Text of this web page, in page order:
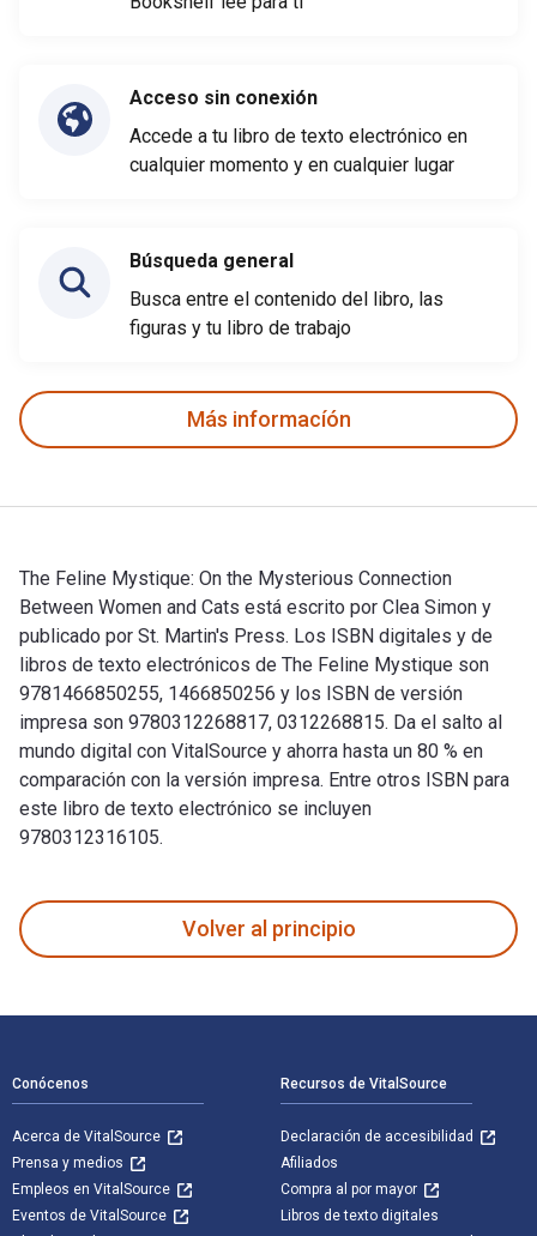
Acceso sin conexión
Accede a tu libro de texto electrónico en
cualquier momento y en cualquier lugar
Búsqueda general
Busca entre el contenido del libro, las
figuras y tu libro de trabajo
Más informacíón
The Feline Mystique: On the Mysterious Connection
Between Women and Cats está escrito por Clea Simon y
publicado por St. Martin's Press. Los ISBN digitales y de
libros de texto electrónicos de The Feline Mystique son
9781466850255, 1466850256 y los ISBN de versión
impresa son 9780312268817, 0312268815. Da el salto al
mundo digital con VitalSource y ahorra hasta un 80 % en
comparación con la versión impresa. Entre otros ISBN para
este libro de texto electrónico se incluyen
9780312316105.
Volver al principio
Conócenos
Acerca de VitalSource
Prensa y medios
Empleos en VitalSource
Eventos de VitalSource
Recursos de VitalSource
Declaración de accesibilidad
Afiliados
Compra al por mayor
Libros de texto digitales